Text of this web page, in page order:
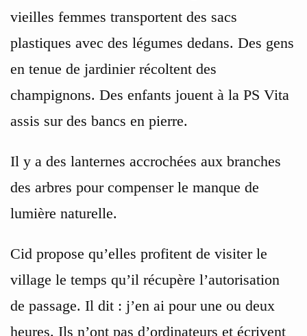
vieilles femmes transportent des sacs
plastiques avec des légumes dedans. Des gens
en tenue de jardinier récoltent des
champignons. Des enfants jouent à la PS Vita
assis sur des bancs en pierre.
Il y a des lanternes accrochées aux branches
des arbres pour compenser le manque de
lumière naturelle.
Cid propose qu’elles profitent de visiter le
village le temps qu’il récupère l’autorisation
de passage. Il dit : j’en ai pour une ou deux
heures. Ils n’ont pas d’ordinateurs et écrivent